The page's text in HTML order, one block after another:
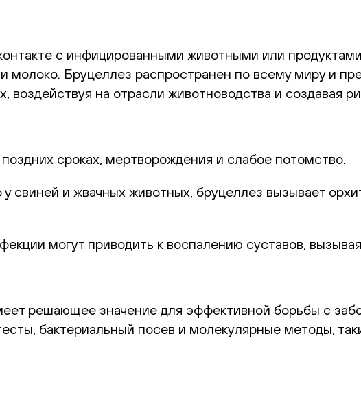
с инфицированными животными или
молоко. Бруцеллез распространен по всему миру и
воздействуя на отрасли животноводства и создавая
сроках, мертворождения и слабое потомство.
свиней и жвачных животных, бруцеллез вызывает
могут приводить к воспалению суставов,
решающее значение для эффективной борьбы с
бактериальный посев и молекулярные методы,